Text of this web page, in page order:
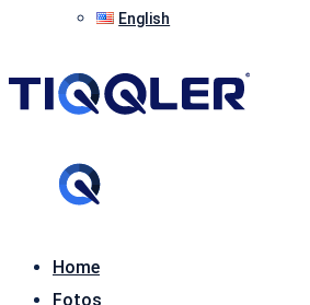
English
Home
Fotos